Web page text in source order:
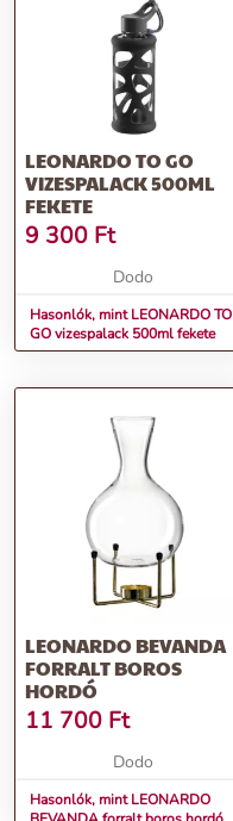
LEONARDO TO GO
VIZESPALACK 500ML
FEKETE
9 300 Ft
Dodo
Hasonlók, mint LEONARDO TO
GO vizespalack 500ml fekete
LEONARDO BEVANDA
FORRALT BOROS
HORDÓ
11 700 Ft
Dodo
Hasonlók, mint LEONARDO